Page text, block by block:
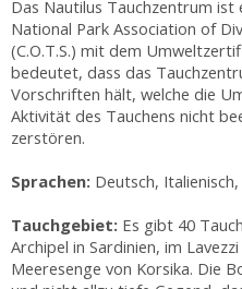
Das Nautilus Tauchzentrum ist
National Park Association of
(C.O.T.S.) mit dem
bedeutet, dass das
Vorschriften hält, welche die
Aktivität des Tauchens nicht
zerstören.
Sprachen: Deutsch,
Tauchgebiet: Es gibt 40
Archipel in Sardinien, im
Meeresenge von Korsika. Die